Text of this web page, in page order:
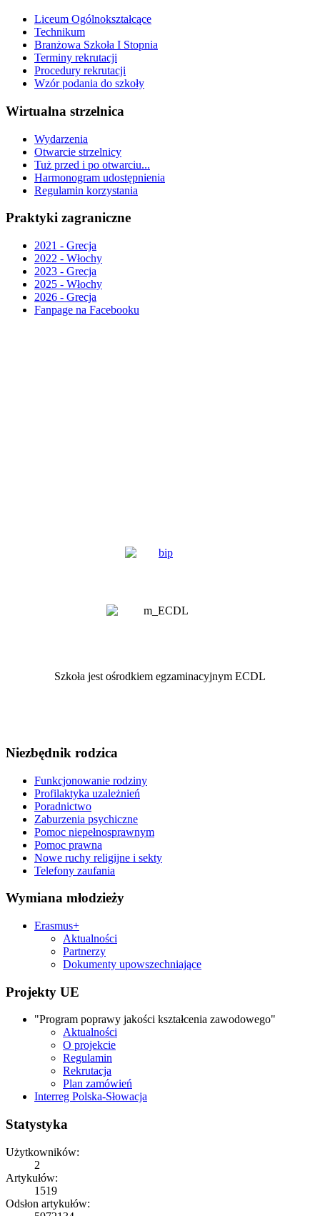
Liceum Ogólnokształcące
Technikum
Branżowa Szkoła I Stopnia
Terminy rekrutacji
Procedury rekrutacji
Wzór podania do szkoły
Wirtualna strzelnica
Wydarzenia
Otwarcie strzelnicy
Tuż przed i po otwarciu...
Harmonogram udostępnienia
Regulamin korzystania
Praktyki zagraniczne
2021 - Grecja
2022 - Włochy
2023 - Grecja
2025 - Włochy
2026 - Grecja
Fanpage na Facebooku
Szkoła jest ośrodkiem egzaminacyjnym ECDL
Niezbędnik rodzica
Funkcjonowanie rodziny
Profilaktyka uzależnień
Poradnictwo
Zaburzenia psychiczne
Pomoc niepełnosprawnym
Pomoc prawna
Nowe ruchy religijne i sekty
Telefony zaufania
Wymiana młodzieży
Erasmus+
Aktualności
Partnerzy
Dokumenty upowszechniające
Projekty UE
"Program poprawy jakości kształcenia zawodowego"
Aktualności
O projekcie
Regulamin
Rekrutacja
Plan zamówień
Interreg Polska-Słowacja
Statystyka
Użytkowników:
2
Artykułów:
1519
Odsłon artykułów: